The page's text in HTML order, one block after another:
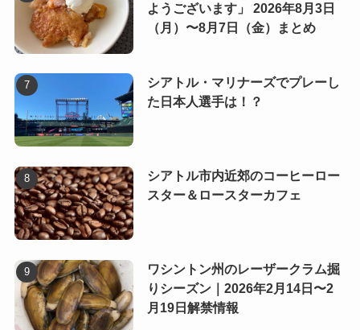
ようございます」 2026年8月3日
（月）〜8月7日（金）まとめ
シアトル・マリナーズでプレーし
た日本人選手は！？
シアトル市内近郊のコーヒーロー
スター＆ロースターカフェ
ワシントン州のレーザークラム掘
りシーズン｜2026年2月14日〜2
月19日解禁情報